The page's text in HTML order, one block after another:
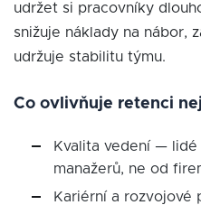
udržet si pracovníky
snižuje náklady na nábor,
udržuje stabilitu týmu.
Co ovlivňuje retenci
Kvalita vedení —
manažerů, ne od
Kariérní a rozvojové